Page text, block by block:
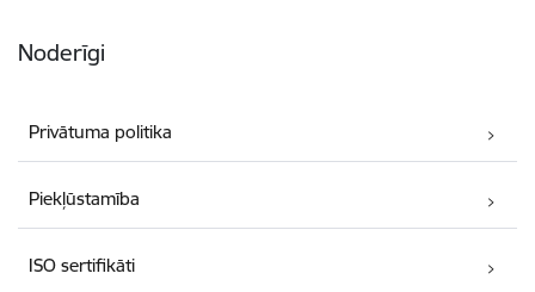
Noderīgi
Privātuma politika
Piekļūstamība
ISO sertifikāti